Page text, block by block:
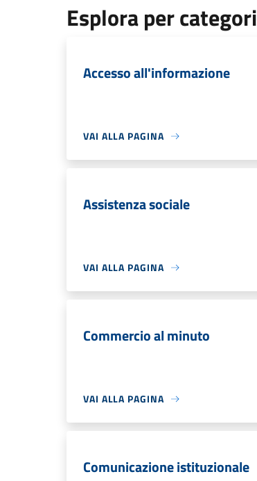
Esplora per
Accesso all'informazione
VAI ALLA PAGINA
Assistenza sociale
VAI ALLA PAGINA
Commercio al minuto
VAI ALLA PAGINA
Comunicazione istituzionale